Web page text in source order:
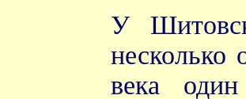
У
несколько
века